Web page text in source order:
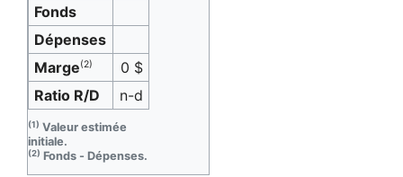
(1) Valeur estimée
initiale.
(2) Fonds - Dépenses.
Fonds
Dépenses
Marge(2)
0 $
Ratio R/D
n-d